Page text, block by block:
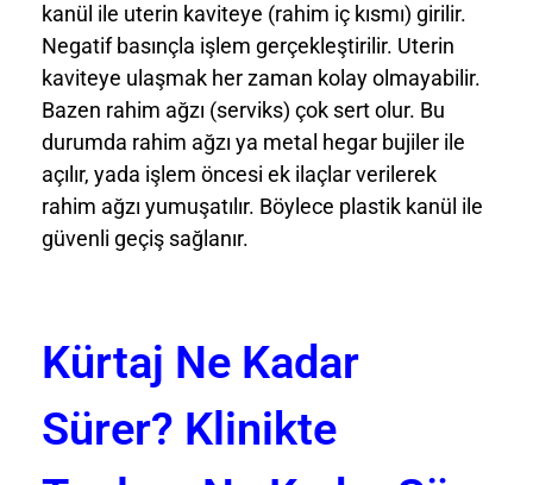
kanül ile uterin kaviteye (rahim iç kısmı) girilir.
Negatif basınçla işlem gerçekleştirilir. Uterin
kaviteye ulaşmak her zaman kolay olmayabilir.
Bazen rahim ağzı (serviks) çok sert olur. Bu
durumda rahim ağzı ya metal hegar bujiler ile
açılır, yada işlem öncesi ek ilaçlar verilerek
rahim ağzı yumuşatılır. Böylece plastik kanül ile
güvenli geçiş sağlanır.
Kürtaj Ne Kadar
Sürer? Klinikte